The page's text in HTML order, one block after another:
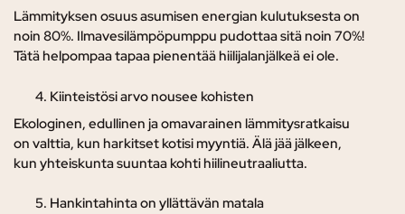
Lämmityksen osuus asumisen energian kulutuksesta on
noin 80%. Ilmavesilämpöpumppu pudottaa sitä noin 70%!
Tätä helpompaa tapaa pienentää hiilijalanjälkeä ei ole.
Kiinteistösi arvo nousee kohisten
Ekologinen, edullinen ja omavarainen lämmitysratkaisu
on valttia, kun harkitset kotisi myyntiä. Älä jää jälkeen,
kun yhteiskunta suuntaa kohti hiilineutraaliutta.
Hankintahinta on yllättävän matala